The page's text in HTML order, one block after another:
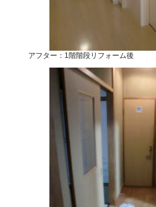
アフター：1階階段リフォーム後